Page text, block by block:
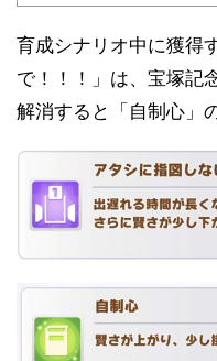
育成シナリオ中に獲得
で！！！」は、宝塚記
解消すると「自制心」